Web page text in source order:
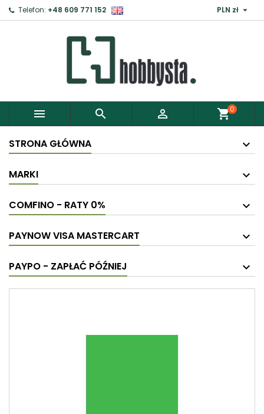
Telefon: +48 609 771 152 PLN zł 
   shopping_cart0
STRONA GŁÓWNA
MARKI
COMFINO - RATY 0%
PAYNOW VISA MASTERCART
PAYPO - ZAPŁAĆ PÓŹNIEJ